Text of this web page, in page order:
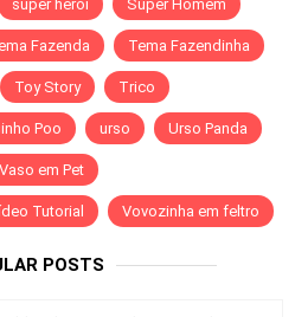
super herói Super Homem
Fazenda Tema Fazendinha
Toy Story Trico
Poo urso Urso Panda
Vaso em Pet
Tutorial Vovozinha em feltro
POSTS